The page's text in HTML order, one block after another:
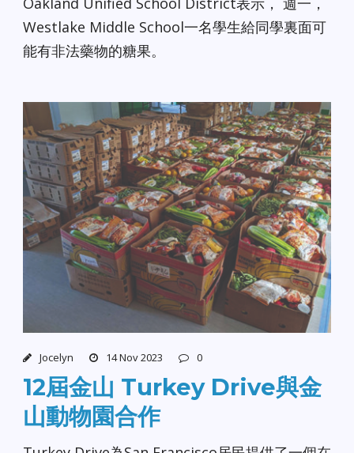
Westlake Middle School一名學生給同學裏面可
能有非法藥物的糖果。
Jocelyn 14 Nov 2023 0
12屆金山 Turkey Drive與金
山動物園合作